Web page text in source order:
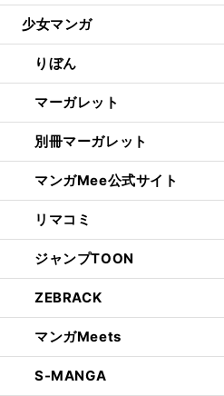
少女マンガ
りぼん
マーガレット
別冊マーガレット
マンガMee公式サイト
リマコミ
ジャンプTOON
ZEBRACK
マンガMeets
S-MANGA